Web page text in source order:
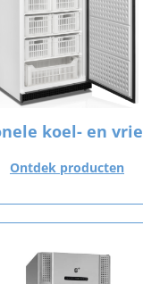
koel- en
Ontdek producten